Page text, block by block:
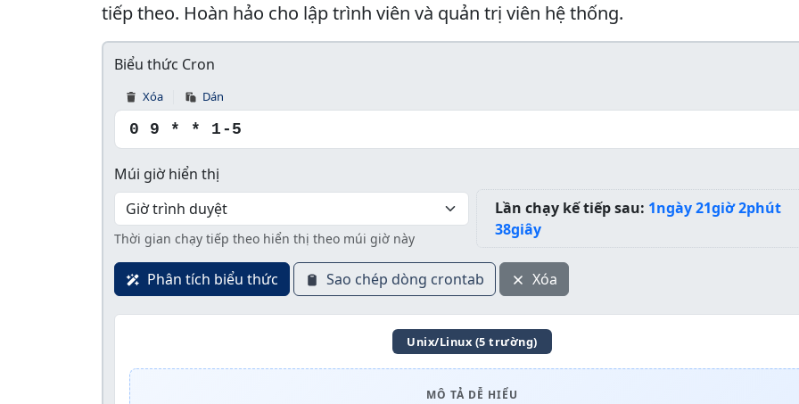
tiếp theo. Hoàn hảo cho lập trình viên và quản trị viên hệ thống.
Biểu thức Cron
Xóa Dán
Múi giờ hiển thị
Thời gian chạy tiếp theo hiển thị theo múi giờ này
Lần chạy kế tiếp sau: 1ngày 21giờ 2phút
37giây
Phân tích biểu thức Sao chép dòng crontab Xóa
Unix/Linux (5 trường)
MÔ TẢ DỄ HIỂU